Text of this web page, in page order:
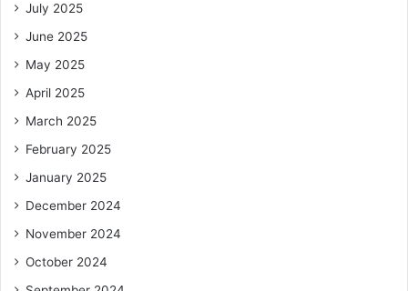
July 2025
June 2025
May 2025
April 2025
March 2025
February 2025
January 2025
December 2024
November 2024
October 2024